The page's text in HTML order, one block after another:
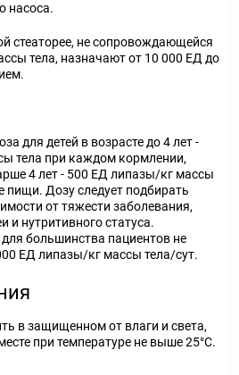
насоса.
стеаторее, не сопровождающейся
тела, назначают от 10 000 ЕД до
для детей в возрасте до 4 лет -
тела при каждом кормлении,
4 лет - 500 ЕД липазы/кг массы
пищи. Дозу следует подбирать
от тяжести заболевания,
и нутритивного статуса.
большинства пациентов не
ЕД липазы/кг массы тела/сут.
в защищенном от влаги и света,
при температуре не выше 25°С.